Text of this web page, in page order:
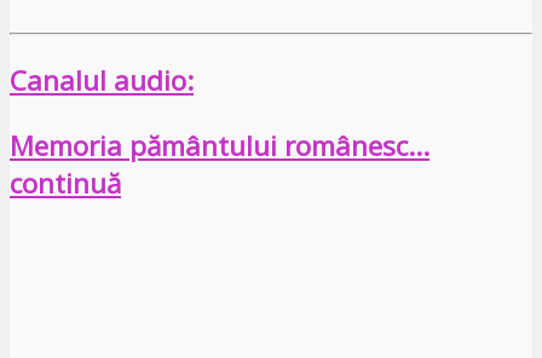
Canalul audio:
Memoria pământului românesc…
continuă